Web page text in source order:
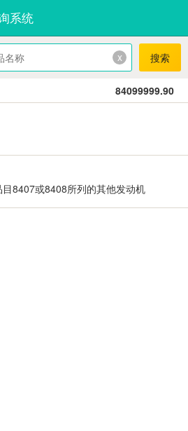
系统
x 搜索
84099999.90
8407或8408所列的其他发动机